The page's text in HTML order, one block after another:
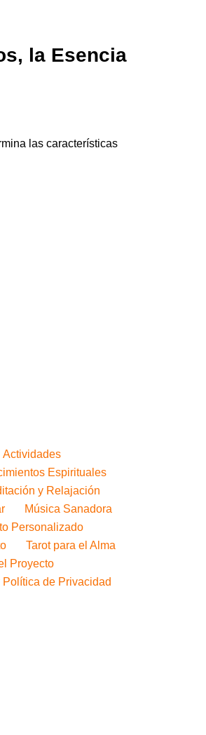
la Esencia
las características
Actividades
Espirituales
y Relajación
Música Sanadora
Personalizado
Tarot para el Alma
Proyecto
de Privacidad